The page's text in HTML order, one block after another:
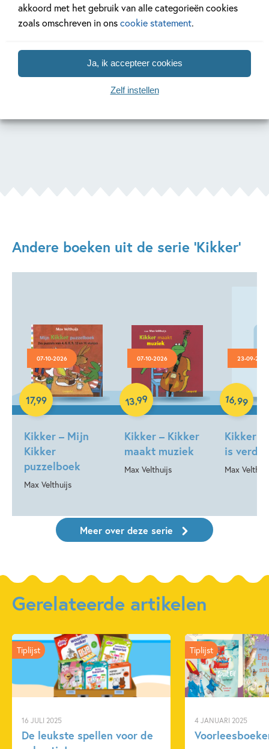
akkoord met het gebruik van alle categorieën cookies
zoals omschreven in onscookie statement.
Ja, ik accepteer cookies
Zelf instellen
'Iedere illustratie in een zachtkleurige
kadering, soms over twee pagina’s,
vormt een schilderijtje op zich.' NBD
Andere boeken uit de serie 'Kikker'
07-10-2026
Kikker – Mijn
Kikker
puzzelboek
Max Velthuijs
17,99
Hardcover
07-10-2026
Kikker – Kikker
maakt muziek
Max Velthuijs
13,99
Hardcover
23-09-2026
Kikker –
is
Max
16,99
Meer over deze serie
Gerelateerde artikelen
16 JULI 2025
De leukste spellen voor de
Tiplijst
4 JANUARI 2025
Tiplijst